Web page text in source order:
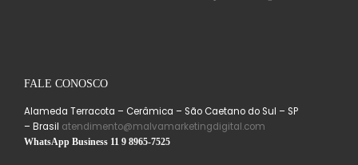
FALE CONOSCO
Alameda Terracota – Cerâmica – São Caetano do Sul – SP
– Brasil atendimento@malvamarketingdigital.com
WhatsApp Business 11 9 8965-7525